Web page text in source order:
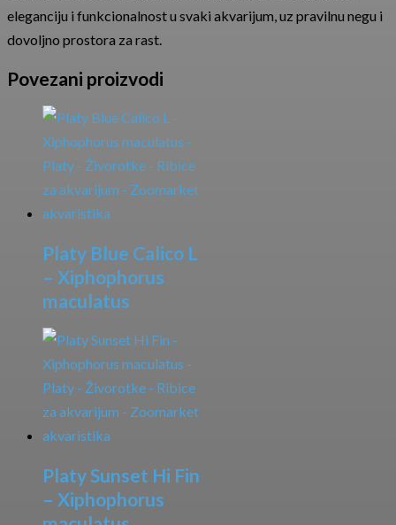
eleganciju i funkcionalnost u svaki akvarijum, uz pravilnu negu i
dovoljno prostora za rast.
Povezani proizvodi
Platy Blue Calico L
– Xiphophorus
maculatus
Platy Sunset Hi Fin
– Xiphophorus